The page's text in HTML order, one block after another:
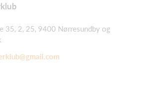
35, 2, 25, 9400 Nørresundby og